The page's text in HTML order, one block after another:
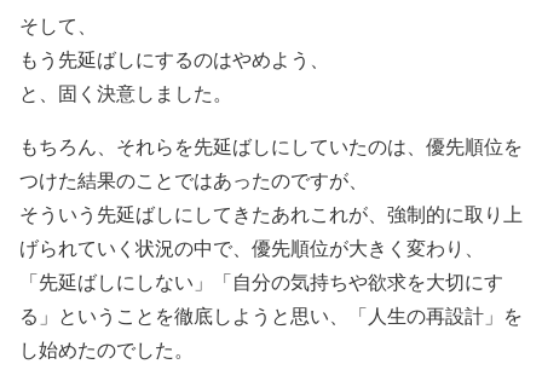
そして、
もう先延ばしにするのはやめよう、
と、固く決意しました。
もちろん、それらを先延ばしにしていたのは、優先順位を
つけた結果のことではあったのですが、
そういう先延ばしにしてきたあれこれが、強制的に取り上
げられていく状況の中で、優先順位が大きく変わり、
「先延ばしにしない」「自分の気持ちや欲求を大切にす
る」ということを徹底しようと思い、「人生の再設計」を
し始めたのでした。